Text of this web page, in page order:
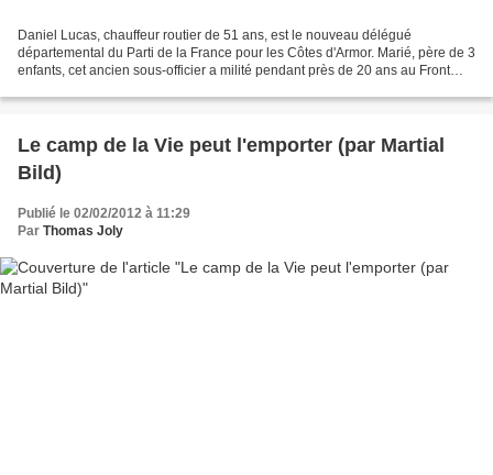
Daniel Lucas, chauffeur routier de 51 ans, est le nouveau délégué
départemental du Parti de la France pour les Côtes d'Armor. Marié, père de 3
enfants, cet ancien sous-officier a milité pendant près de 20 ans au Front
Le camp de la Vie peut l'emporter (par Martial
Bild)
Publié le 02/02/2012 à 11:29
Par Thomas Joly